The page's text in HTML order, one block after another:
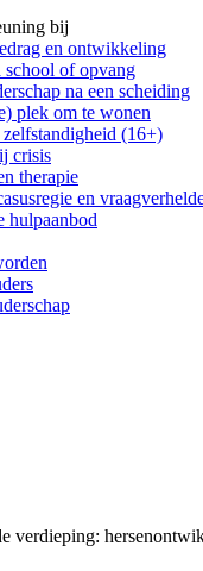
bij
en ontwikkeling
school of opvang
na een scheiding
plek om te wonen
(16+)
crisis
therapie
en
hulpaanbod
verdieping: